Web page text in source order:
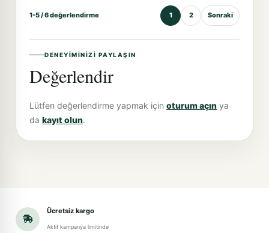
1-5 / 6 değerlendirme 1 2 Sonraki
DENEYIMINIZI PAYLAŞIN
Değerlendir
Lütfen değerlendirme yapmak için oturum açın ya
da kayıt olun.
Ücretsiz kargo
Aktif kampanya limitinde